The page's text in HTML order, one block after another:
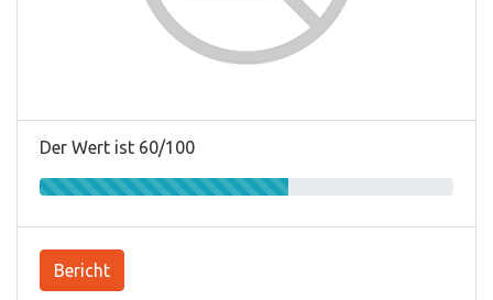
Der Wert ist 60/100
Bericht